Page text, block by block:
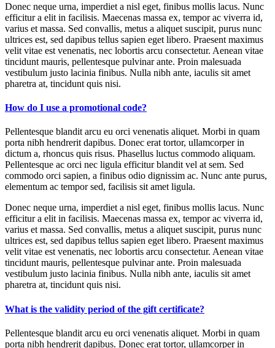
Donec neque urna, imperdiet a nisl eget, finibus mollis lacus. Nunc
efficitur a elit in facilisis. Maecenas massa ex, tempor ac viverra id,
varius et massa. Sed convallis, metus a aliquet suscipit, purus nunc
ultrices est, sed dapibus tellus sapien eget libero. Praesent maximus
velit vitae est venenatis, nec lobortis arcu consectetur. Aenean vitae
tincidunt mauris, pellentesque pulvinar ante. Proin malesuada
vestibulum justo lacinia finibus. Nulla nibh ante, iaculis sit amet
pharetra at, tincidunt quis nisi.
How do I use a promotional code?
Pellentesque blandit arcu eu orci venenatis aliquet. Morbi in quam
porta nibh hendrerit dapibus. Donec erat tortor, ullamcorper in
dictum a, rhoncus quis risus. Phasellus luctus commodo aliquam.
Pellentesque ac orci nec ligula efficitur blandit vel at sem. Sed
commodo orci sapien, a finibus odio dignissim ac. Nunc ante purus,
elementum ac tempor sed, facilisis sit amet ligula.
Donec neque urna, imperdiet a nisl eget, finibus mollis lacus. Nunc
efficitur a elit in facilisis. Maecenas massa ex, tempor ac viverra id,
varius et massa. Sed convallis, metus a aliquet suscipit, purus nunc
ultrices est, sed dapibus tellus sapien eget libero. Praesent maximus
velit vitae est venenatis, nec lobortis arcu consectetur. Aenean vitae
tincidunt mauris, pellentesque pulvinar ante. Proin malesuada
vestibulum justo lacinia finibus. Nulla nibh ante, iaculis sit amet
pharetra at, tincidunt quis nisi.
What is the validity period of the gift certificate?
Pellentesque blandit arcu eu orci venenatis aliquet. Morbi in quam
porta nibh hendrerit dapibus. Donec erat tortor, ullamcorper in